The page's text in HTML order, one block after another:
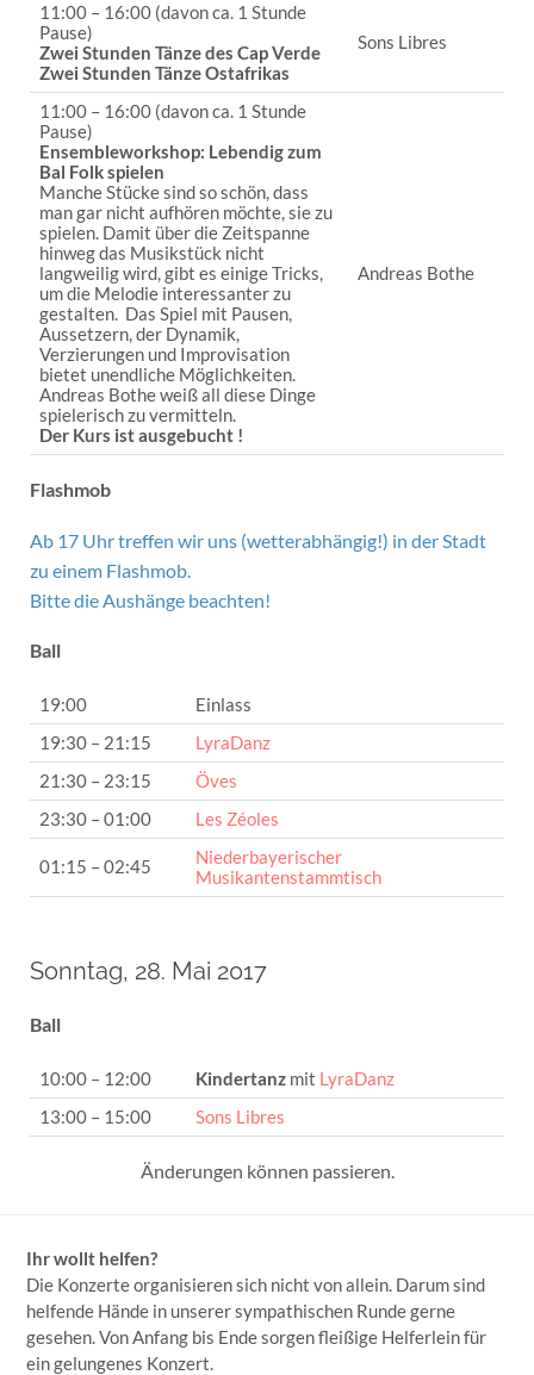
11:00 – 16:00 (davon ca. 1 Stunde
Pause)
Zwei Stunden Tänze des Cap Verde
Zwei Stunden Tänze Ostafrikas
Sons Libres
11:00 – 16:00 (davon ca. 1 Stunde
Pause)
Ensembleworkshop: Lebendig zum
Bal Folk spielen
Manche Stücke sind so schön, dass
man gar nicht aufhören möchte, sie zu
spielen. Damit über die Zeitspanne
hinweg das Musikstück nicht
langweilig wird, gibt es einige Tricks,
um die Melodie interessanter zu
gestalten. Das Spiel mit Pausen,
Aussetzern, der Dynamik,
Verzierungen und Improvisation
bietet unendliche Möglichkeiten.
Andreas Bothe weiß all diese Dinge
spielerisch zu vermitteln.
Der Kurs ist ausgebucht !
Andreas Bothe
Flashmob
Ab 17 Uhr treffen wir uns (wetterabhängig!) in der Stadt
zu einem Flashmob.
Bitte die Aushänge beachten!
Ball
19:00
Einlass
19:30 – 21:15
LyraDanz
21:30 – 23:15
Öves
23:30 – 01:00
Les Zéoles
01:15 – 02:45
Niederbayerischer
Musikantenstammtisch
Sonntag, 28. Mai 2017
Ball
10:00 – 12:00 Kindertanzmit LyraDanz
13:00 – 15:00
Sons Libres
Änderungen können passieren.
Ihr wollt helfen?
Die Konzerte organisieren sich nicht von allein. Darum sind
helfende Hände in unserer sympathischen Runde gerne
gesehen. Von Anfang bis Ende sorgen fleißige Helferlein für
ein gelungenes Konzert.